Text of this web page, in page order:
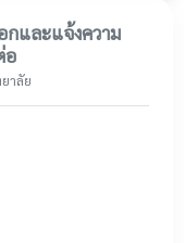
กและแจ้งความ
อ
าลัย